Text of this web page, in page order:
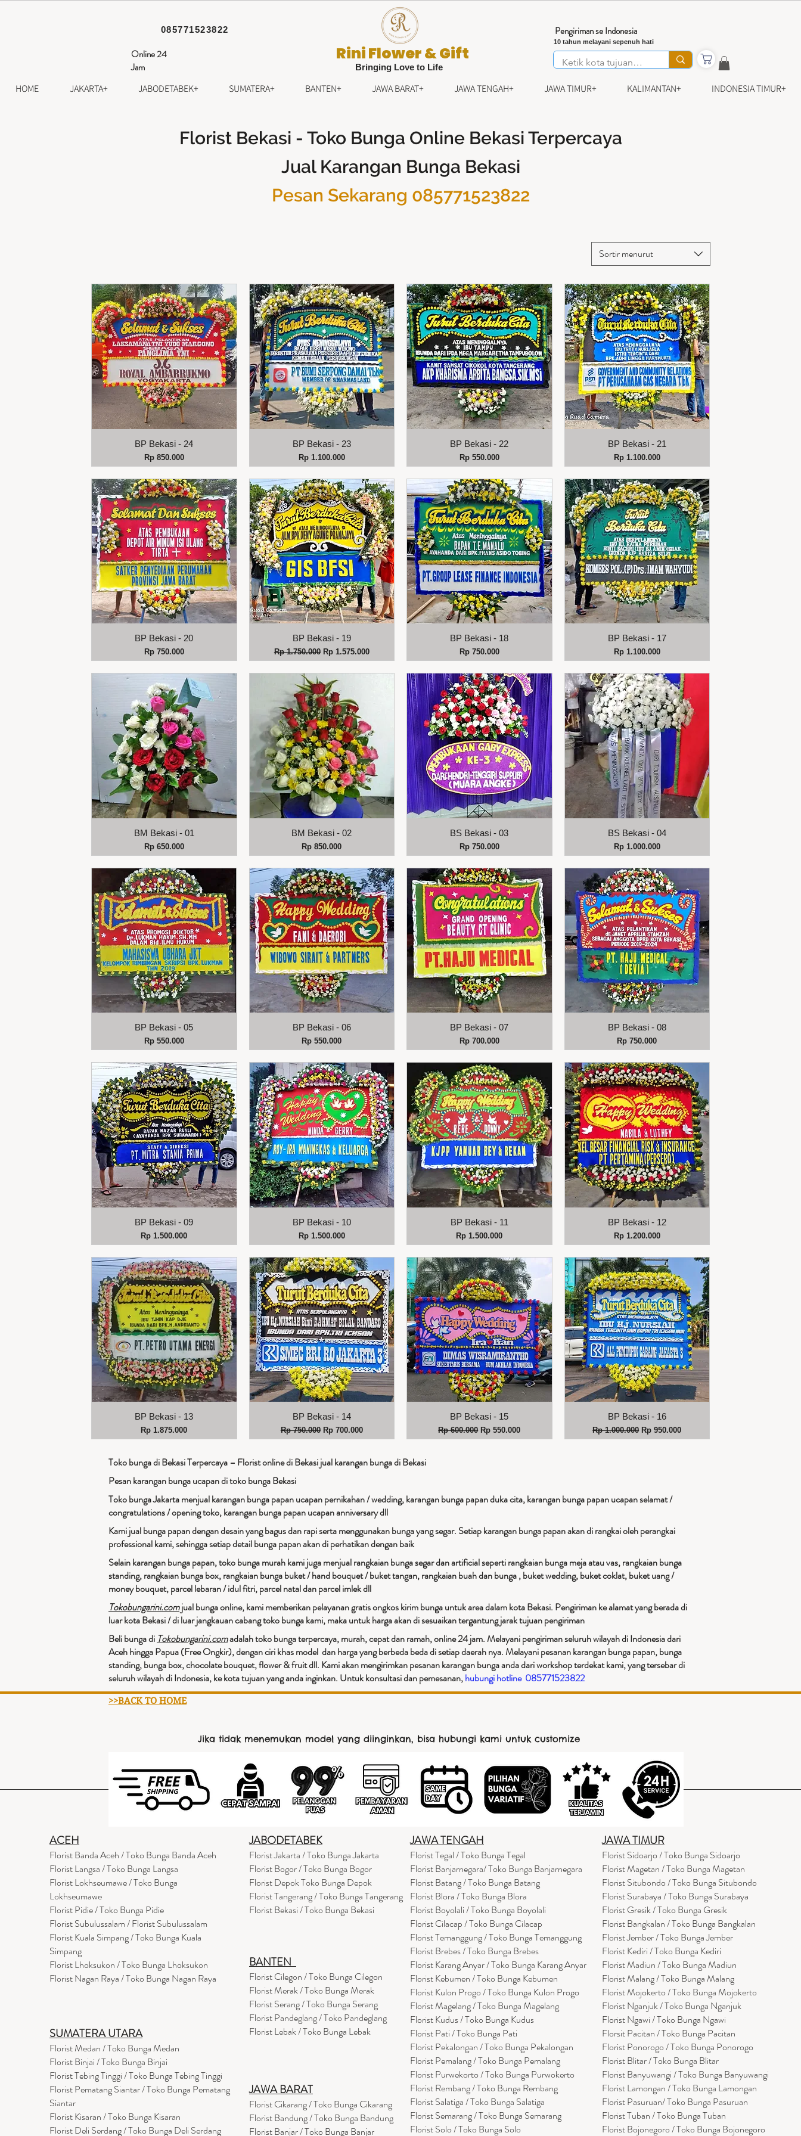
085771523822
Online 24
Jam
Rini Flower & Gift
Bringing Love to Life
10 tahun melayani sepenuh hati
Pengiriman se Indonesia
HOME JAKARTA+ JABODETABEK+ SUMATERA+ BANTEN+ JAWA BARAT+ JAWA TENGAH+ JAWA TIMUR+ KALIMANTAN+ INDONESIA TIMUR+
Florist Bekasi - Toko Bunga Online Bekasi Terpercaya
Jual Karangan Bunga Bekasi
Pesan Sekarang 085771523822
Sortir menurut
Tampilan Cepat
BP Bekasi - 24
Harga
Rp 850.000
Tampilan Cepat
BP Bekasi - 23
Harga
Rp 1.100.000
Tampilan Cepat
BP Bekasi - 22
Harga
Rp 550.000
Tampilan Cepat
BP Bekasi - 21
Harga
Rp 1.100.000
Tampilan Cepat
BP Bekasi - 20
Harga
Rp 750.000
Tampilan Cepat
BP Bekasi - 19
Harga Reguler
Rp 1.750.000 Harga Promosi
Rp 1.575.000
Tampilan Cepat
BP Bekasi - 18
Harga
Rp 750.000
Tampilan Cepat
BP Bekasi - 17
Harga
Rp 1.100.000
Tampilan Cepat
BM Bekasi - 01
Harga
Rp 650.000
Tampilan Cepat
BM Bekasi - 02
Harga
Rp 850.000
Tampilan Cepat
BS Bekasi - 03
Harga
Rp 750.000
Tampilan Cepat
BS Bekasi - 04
Harga
Rp 1.000.000
Tampilan Cepat
BP Bekasi - 05
Harga
Rp 550.000
Tampilan Cepat
BP Bekasi - 06
Harga
Rp 550.000
Tampilan Cepat
BP Bekasi - 07
Harga
Rp 700.000
Tampilan Cepat
BP Bekasi - 08
Harga
Rp 750.000
Tampilan Cepat
BP Bekasi - 09
Harga
Rp 1.500.000
Tampilan Cepat
BP Bekasi - 10
Harga
Rp 1.500.000
Tampilan Cepat
BP Bekasi - 11
Harga
Rp 1.500.000
Tampilan Cepat
BP Bekasi - 12
Harga
Rp 1.200.000
Tampilan Cepat
BP Bekasi - 13
Harga
Rp 1.875.000
Tampilan Cepat
BP Bekasi - 14
Harga Reguler
Rp 750.000 Harga Promosi
Rp 700.000
Tampilan Cepat
BP Bekasi - 15
Harga Reguler
Rp 600.000 Harga Promosi
Rp 550.000
Tampilan Cepat
BP Bekasi - 16
Harga Reguler
Rp 1.000.000 Harga Promosi
Rp 950.000
Toko bunga di Bekasi Terpercaya – Florist online di Bekasi jual karangan bunga di Bekasi
Pesan karangan bunga ucapan di toko bunga Bekasi
Toko bunga Jakarta menjual karangan bunga papan ucapan pernikahan / wedding, karangan bunga papan duka cita, karangan bunga papan ucapan selamat /
congratulations / opening toko, karangan bunga papan ucapan anniversary dll
Kami jual bunga papan dengan desain yang bagus dan rapi serta menggunakan bunga yang segar. Setiap karangan bunga papan akan di rangkai oleh perangkai
professional kami, sehingga setiap detail bunga papan akan di perhatikan dengan baik
Selain karangan bunga papan, toko bunga murah kami juga menjual rangkaian bunga segar dan artificial seperti rangkaian bunga meja atau vas, rangkaian bunga
standing, rangkaian bunga box, rangkaian bunga buket / hand bouquet / buket tangan, rangkaian buah dan bunga , buket wedding, buket coklat, buket uang /
money bouquet, parcel lebaran / idul fitri, parcel natal dan parcel imlek dll
Tokobungarini.comjual bunga online, kami memberikan pelayanan gratis ongkos kirim bunga untuk area dalam kota Bekasi. Pengiriman ke alamat yang berada di
luar kota Bekasi / di luar jangkauan cabang toko bunga kami, maka untuk harga akan di sesuaikan tergantung jarak tujuan pengiriman​
Beli bunga di Tokobungarini.comadalah toko bunga terpercaya, murah, cepat dan ramah, online 24 jam. Melayani pengiriman seluruh wilayah di Indonesia dari
Aceh hingga Papua (Free Ongkir), dengan ciri khas model dan harga yang berbeda beda di setiap daerah nya. Melayani pesanan karangan bunga papan, bunga
standing, bunga box, chocolate bouquet, flower & fruit dll. Kami akan mengirimkan pesanan karangan bunga anda dari workshop terdekat kami, yang tersebar di
seluruh wilayah di Indonesia, ke kota tujuan yang anda inginkan. Untuk konsultasi dan pemesanan,hubungi hotline 085771523822
>>BACK TO HOME
Jika tidak menemukan model yang diinginkan, bisa hubungi kami untuk customize
ACEH
Florist Banda Aceh / Toko Bunga Banda Aceh
Florist Langsa / Toko Bunga Langsa
Florist Lokhseumawe / Toko Bunga
Lokhseumawe
Florist Pidie / Toko Bunga Pidie
Florist Subulussalam / Florist Subulussalam
Florist Kuala Simpang / Toko Bunga Kuala
Simpang
Florist Lhoksukon / Toko Bunga Lhoksukon
Florist Nagan Raya / Toko Bunga Nagan Raya
SUMATERA UTARA
Florist Medan / Toko Bunga Medan
Florist Binjai / Toko Bunga Binjai
Florist Tebing Tinggi / Toko Bunga Tebing Tinggi
Florist Pematang Siantar / Toko Bunga Pematang
Siantar
Florist Kisaran / Toko Bunga Kisaran
Florist Deli Serdang / Toko Bunga Deli Serdang
JABODETABEK
Florist Jakarta / Toko Bunga Jakarta
Florist Bogor / Toko Bunga Bogor
Florist Depok Toko Bunga Depok
Florist Tangerang / Toko Bunga Tangerang
Florist Bekasi / Toko Bunga Bekasi
BANTEN
Florist Cilegon / Toko Bunga Cilegon
Florist Merak / Toko Bunga Merak
Florist Serang / Toko Bunga Serang
Florist Pandeglang / Toko Pandeglang
Florist Lebak / Toko Bunga Lebak
JAWA BARAT
Florist Cikarang/ Toko Bunga Cikarang
Florist Bandung / Toko Bunga Bandung
Florist Banjar / Toko Bunga Banjar
JAWA TENGAH
Florist Tegal / Toko Bunga Tegal
Florist Banjarnegara/ Toko Bunga Banjarnegara
Florist Batang / Toko Bunga Batang
Florist Blora / Toko Bunga Blora
Florist Boyolali / Toko Bunga Boyolali
Florist Cilacap / Toko Bunga Cilacap
Florist Temanggung / Toko Bunga Temanggung
Florist Brebes / Toko Bunga Brebes
Florist Karang Anyar / Toko Bunga Karang Anyar
Florist Kebumen / Toko Bunga Kebumen
Florist Kulon Progo / Toko Bunga Kulon Progo
Florist Magelang / Toko Bunga Magelang
Florist Kudus / Toko Bunga Kudus
Florist Pati / Toko Bunga Pati
Florist Pekalongan / Toko Bunga Pekalongan
Florist Pemalang / Toko Bunga Pemalang
Florist Purwekorto / Toko Bunga Purwokerto
Florist Rembang / Toko Bunga Rembang
Florist Salatiga / Toko Bunga Salatiga
Florist Semarang / Toko Bunga Semarang
Florist Solo / Toko Bunga Solo
JAWA TIMUR
Florist Sidoarjo / Toko Bunga Sidoarjo
Florist Magetan / Toko Bunga Magetan
Florist Situbondo / Toko Bunga Situbondo
Florist Surabaya / Toko Bunga Surabaya
Florist Gresik / Toko Bunga Gresik
FloristBangkalan / Toko Bunga Bangkalan
Florist Jember / Toko Bunga Jember
Florist Kediri / Toko Bunga Kediri
Florist Madiun / Toko Bunga Madiun
Florist Malang / Toko Bunga Malang
Florist Mojokerto / Toko Bunga Mojokerto
Florist Nganjuk / Toko Bunga Nganjuk
Florist Ngawi /Toko Bunga Ngawi
Florsit Pacitan / Toko Bunga Pacitan
Florist Ponorogo / Toko Bunga Ponorogo
Florist Blitar / Toko Bunga Blitar
Florist Banyuwangi / Toko Bunga Banyuwangi
Florist Lamongan / Toko Bunga Lamongan
Florist Pasuruan/ Toko Bunga Pasuruan
Florist Tuban / Toko Bunga Tuban
Florist Bojonegoro / Toko Bunga Bojonegoro